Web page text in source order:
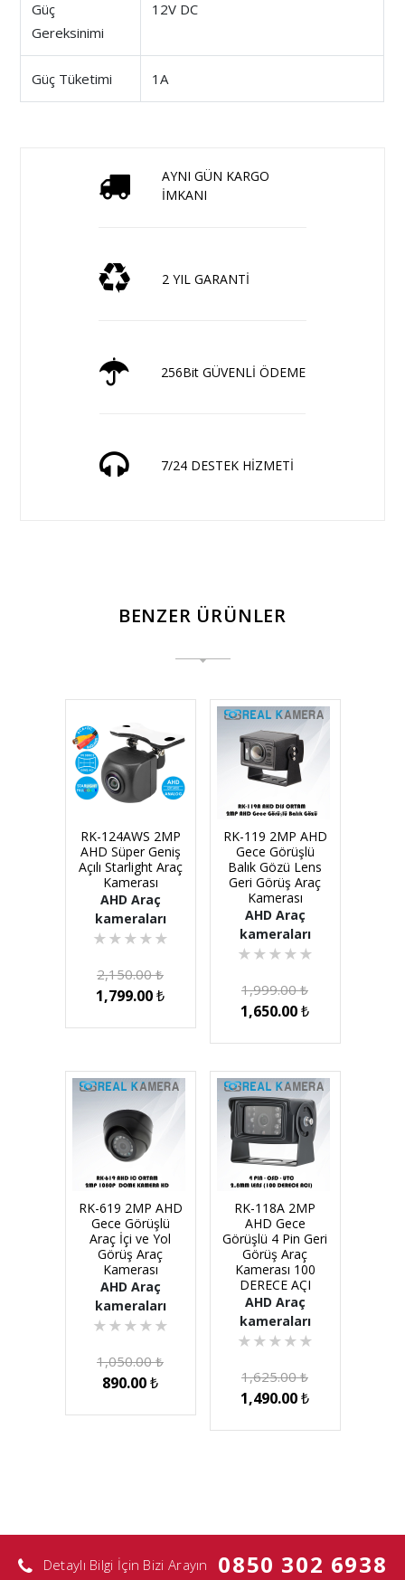
Güç
Gereksinimi
12V DC
Güç Tüketimi 1A
AYNI GÜN KARGO
İMKANI
2 YIL GARANTİ
256Bit GÜVENLİ ÖDEME
7/24 DESTEK HİZMETİ
BENZER ÜRÜNLER
RK-124AWS 2MP
AHD Süper Geniş
Açılı Starlight Araç
Kamerası
AHD Araç
kameraları
★ ★ ★ ★ ★
2,150.00₺
1,799.00₺
RK-119 2MP AHD
Gece Görüşlü
Balık Gözü Lens
Geri Görüş Araç
Kamerası
AHD Araç
kameraları
★ ★ ★ ★ ★
1,999.00₺
1,650.00₺
RK-619 2MP AHD
Gece Görüşlü
Araç İçi ve Yol
Görüş Araç
Kamerası
AHD Araç
kameraları
★ ★ ★ ★ ★
1,050.00₺
890.00₺
RK-118A 2MP
AHD Gece
Görüşlü 4 Pin Geri
Görüş Araç
Kamerası 100
DERECE AÇI
AHD Araç
kameraları
★ ★ ★ ★ ★
1,625.00₺
1,490.00₺
Detaylı Bilgi İçin Bizi Arayın 0850 302 6938